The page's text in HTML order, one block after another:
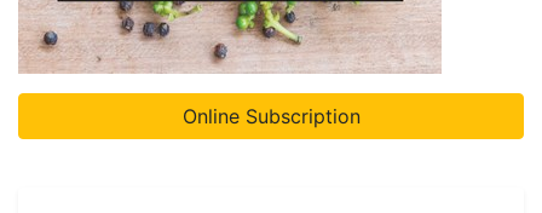
Online Subscription